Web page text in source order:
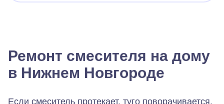
Ремонт смесителя на дому
в Нижнем Новгороде
Если смеситель протекает, туго поворачивается,